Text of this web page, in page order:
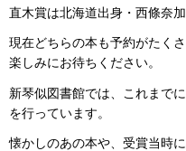
直木賞は北海道出身・西條奈
現在どちらの本も予約がたく
楽しみにお待ちください。
新琴似図書館では、これまで
を行っています。
懐かしのあの本や、受賞当時